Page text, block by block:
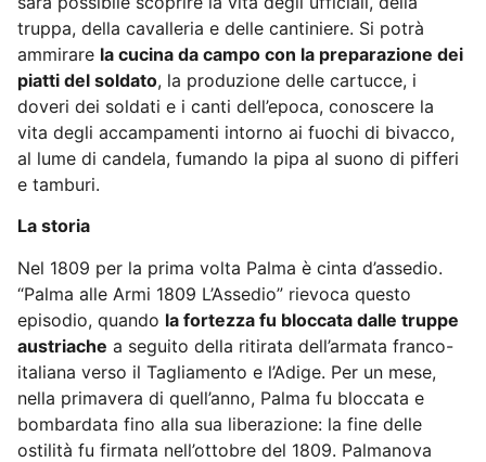
truppa, della cavalleria e delle cantiniere. Si potrà
ammirare la cucina da campo con la preparazione dei
piatti del soldato, la produzione delle cartucce, i
doveri dei soldati e i canti dell’epoca, conoscere la
vita degli accampamenti intorno ai fuochi di bivacco,
al lume di candela, fumando la pipa al suono di pifferi
e tamburi.
La storia
Nel 1809 per la prima volta Palma è cinta d’assedio.
“Palma alle Armi 1809 L’Assedio” rievoca questo
episodio, quando la fortezza fu bloccata dalle truppe
austriache a seguito della ritirata dell’armata franco-
italiana verso il Tagliamento e l’Adige. Per un mese,
nella primavera di quell’anno, Palma fu bloccata e
bombardata fino alla sua liberazione: la fine delle
ostilità fu firmata nell’ottobre del 1809. Palmanova